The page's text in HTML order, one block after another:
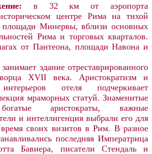
в 32 км от аэропорта
центре Рима на тихой
площади Минервы, вблизи основных
Рима и торговых кварталов.
от Пантеона, площади Навона и
занимает здание отреставрированного
XVII века. Аристократизм и
интерьеров отеля подчеркивает
мраморных статуй. Знаменитые
аристократы, важные
и интеллигенция выбрали его для
своих визитов в Рим. В разное
последняя Императрица
Бавиера, писатели Стендаль и